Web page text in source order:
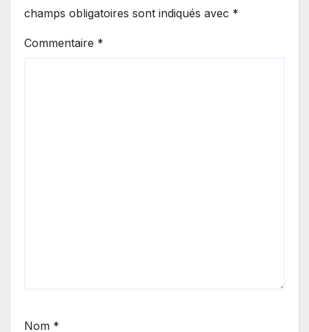
champs obligatoires sont indiqués avec *
Commentaire *
Nom *